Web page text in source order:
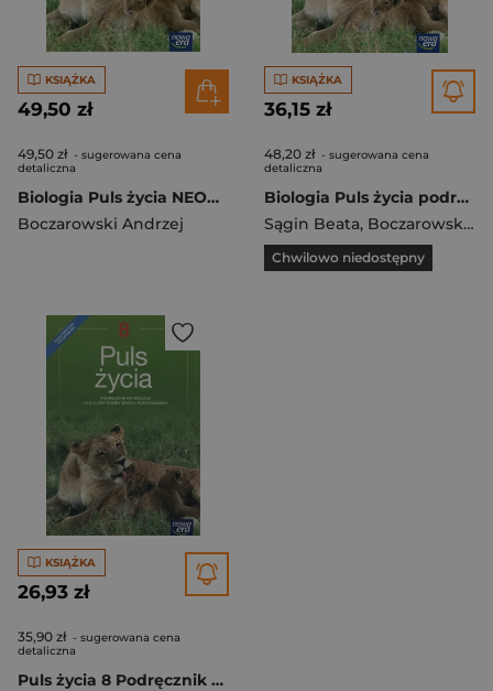
KSIĄŻKA
49,50 zł
49,50 zł - sugerowana cena
detaliczna
Biologia Puls życia NEON podręcznik dla klasy 8 szkoły podstawowej EDYCJA 2024-2026
Boczarowski Andrzej
KSIĄŻKA
36,15 zł
48,20 zł - sugerowana cena
detaliczna
Biologia Puls życia podręcznik dla klasy 8 szkoły podstawowej EDYCJA 2021-2023
Sągin Beata, Boczarowski Andrzej
Chwilowo niedostępny
KSIĄŻKA
26,93 zł
35,90 zł - sugerowana cena
detaliczna
Puls życia 8 Podręcznik Szkoła podstawowa